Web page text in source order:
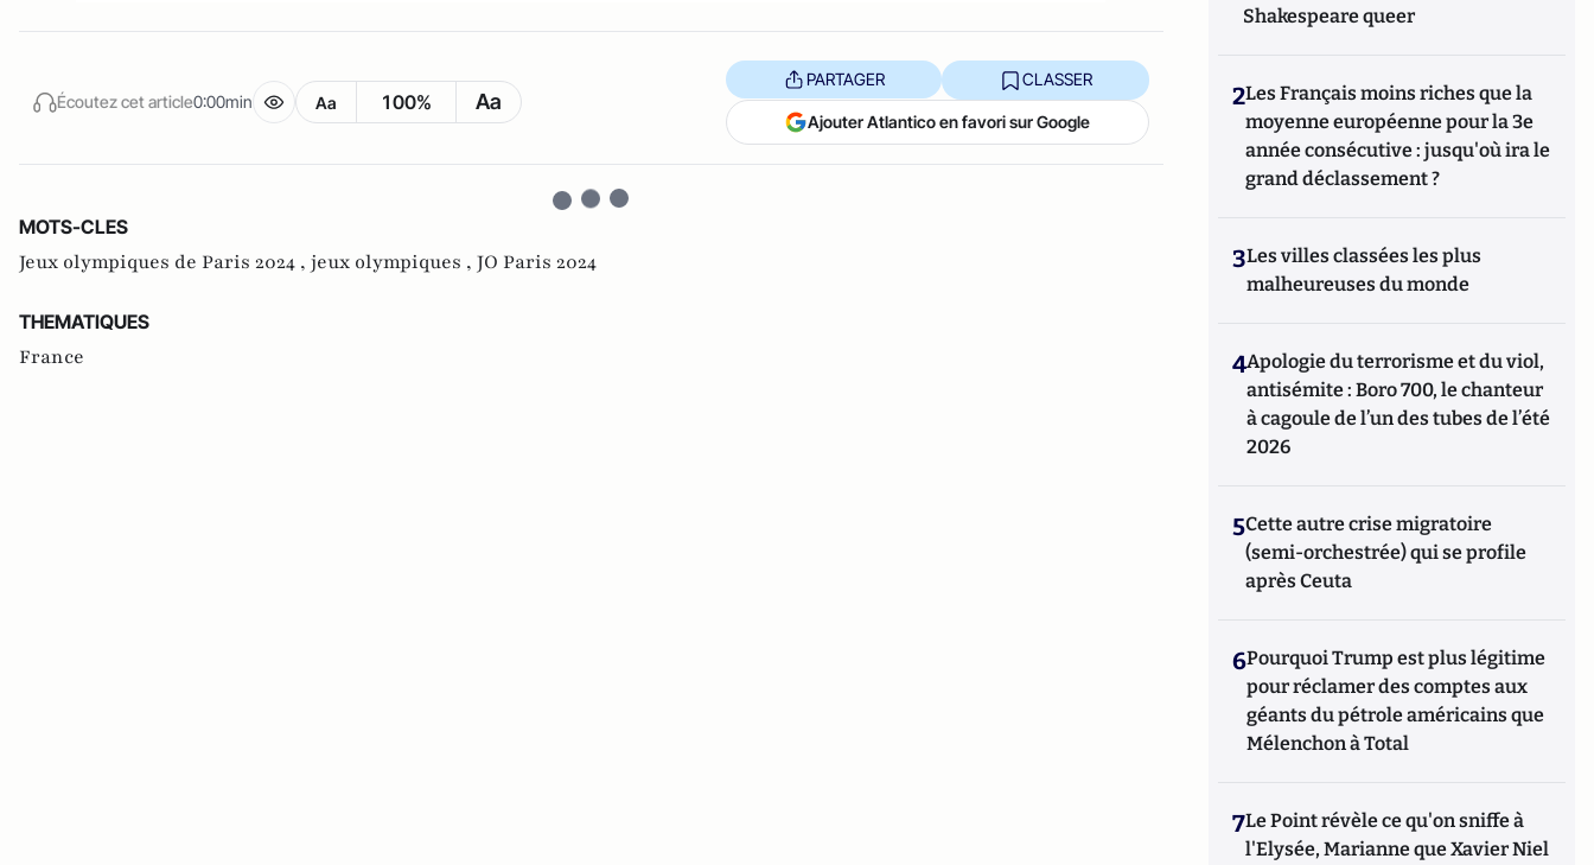
Écoutez cet article0:00min Aa 100% Aa
PARTAGER CLASSER
Ajouter Atlantico en favori sur Google
MOTS-CLES
Jeux olympiques de Paris 2024 , jeux olympiques , JO Paris 2024
THEMATIQUES
France
Shakespeare queer
2Les Français moins riches que la
moyenne européenne pour la 3e
année consécutive : jusqu'où ira le
grand déclassement ?
3Les villes classées les plus
malheureuses du monde
4Apologie du terrorisme et du viol,
antisémite : Boro 700, le chanteur
à cagoule de l’un des tubes de l’été
2026
5Cette autre crise migratoire
(semi-orchestrée) qui se profile
après Ceuta
6Pourquoi Trump est plus légitime
pour réclamer des comptes aux
géants du pétrole américains que
Mélenchon à Total
7Le Point révèle ce qu'on sniffe à
l'Elysée, Marianne que Xavier Niel